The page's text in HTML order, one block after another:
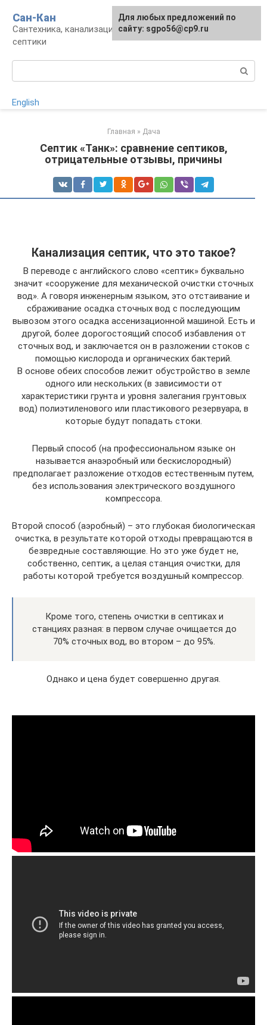
контенту
Сан-Кан
Сантехника, канализация, водопровод,
септики
English
Главная » Дача
Септик «Танк»: сравнение септиков,
отрицательные отзывы, причины
Канализация септик, что это такое?
В переводе с английского слово «септик» буквально
значит «сооружение для механической очистки сточных
вод». А говоря инженерным языком, это отстаивание и
сбраживание осадка сточных вод с последующим
вывозом этого осадка ассенизационной машиной. Есть и
другой, более дорогостоящий способ избавления от
сточных вод, и заключается он в разложении стоков с
помощью кислорода и органических бактерий.
В основе обеих способов лежит обустройство в земле
одного или нескольких (в зависимости от
характеристики грунта и уровня залегания грунтовых
вод) полиэтиленового или пластикового резервуара, в
которые будут попадать стоки.
Первый способ (на профессиональном языке он
называется анаэробный или бескислородный)
предполагает разложение отходов естественным путем,
без использования электрического воздушного
компрессора.
Второй способ (аэробный) – это глубокая биологическая
очистка, в результате которой отходы превращаются в
безвредные составляющие. Но это уже будет не,
собственно, септик, а целая станция очистки, для
работы которой требуется воздушный компрессор.
Кроме того, степень очистки в септиках и
станциях разная: в первом случае очищается до
70% сточных вод, во втором – до 95%.
Однако и цена будет совершенно другая.
Для любых предложений по
сайту: sgpo56@cp9.ru